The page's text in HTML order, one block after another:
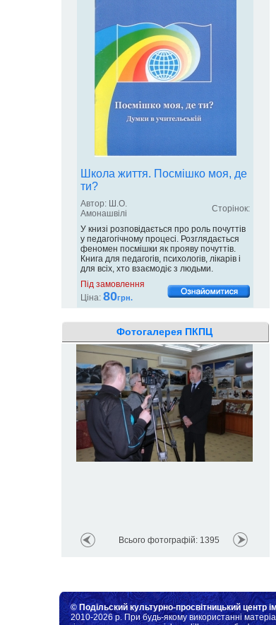
Школа життя. Посмішко моя, де
ти?
Автор: Ш.О.
Амонашвілі
Сторінок:
У книзі розповідається про роль почуттів
у педагогічному процесі. Розглядається
феномен посмішки як прояву почуттів.
Книга для педагогів, психологів, лікарів і
для всіх, хто взаємодіє з людьми.
Під замовлення
Ціна: 80грн.
Фотогалерея ПКПЦ
Всього фотографій: 1395
© Подільский культурно-просвітницький центр
2010-2026 р. При будь-якому використанні